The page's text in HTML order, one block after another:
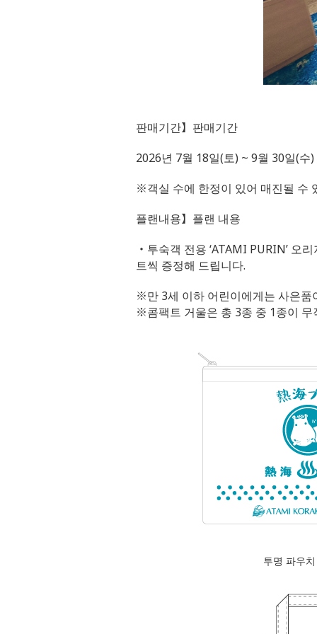
판매기간】판매기간
2026년 7월 18일(토) ~ 9월 30일(수
※객실 수에 한정이 있어 매진될 수
플랜내용】플랜 내용
・투숙객 전용 ‘ATAMI PURIN’ 오
트씩 증정해 드립니다.
※만 3세 이하 어린이에게는 사은품
※콤팩트 거울은 총 3종 중 1종이 무
투명 파우